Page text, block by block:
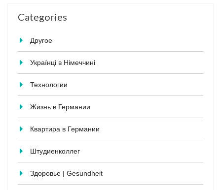
Categories
Другое
Українці в Німеччині
Технологии
Жизнь в Германии
Квартира в Германии
Штудиенколлег
Здоровье | Gesundheit